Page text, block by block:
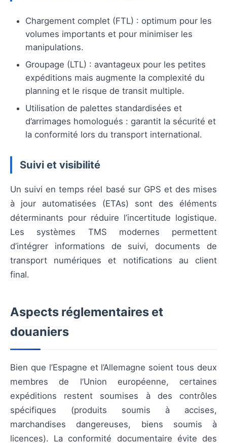
Chargement complet (FTL) : optimum pour les
volumes importants et pour minimiser les
manipulations.
Groupage (LTL) : avantageux pour les petites
expéditions mais augmente la complexité du
planning et le risque de transit multiple.
Utilisation de palettes standardisées et
d’arrimages homologués : garantit la sécurité et
la conformité lors du transport international.
Suivi et visibilité
Un suivi en temps réel basé sur GPS et des mises
à jour automatisées (ETAs) sont des éléments
déterminants pour réduire l’incertitude logistique.
Les systèmes TMS modernes permettent
d’intégrer informations de suivi, documents de
transport numériques et notifications au client
final.
Aspects réglementaires et
douaniers
Bien que l’Espagne et l’Allemagne soient tous deux
membres de l’Union européenne, certaines
expéditions restent soumises à des contrôles
spécifiques (produits soumis à accises,
marchandises dangereuses, biens soumis à
licences). La conformité documentaire évite des